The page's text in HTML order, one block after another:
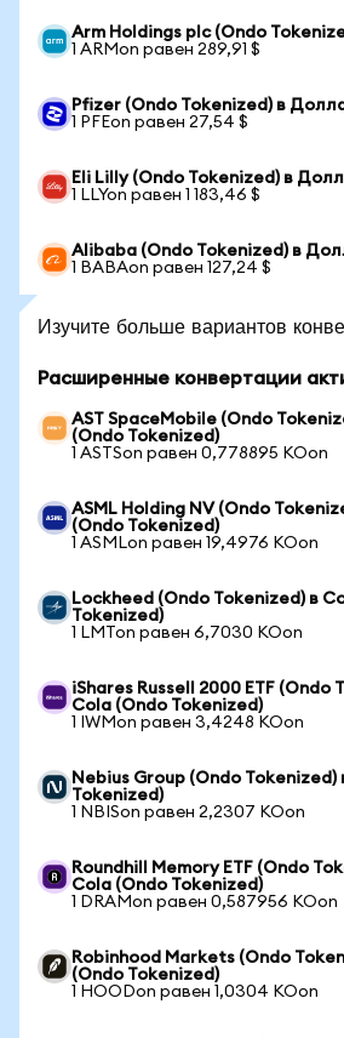
Arm Holdings plc (Ondo
1 ARMon равен 289,91 $
Pfizer (Ondo Tokenized) в
1 PFEon равен 27,54 $
Eli Lilly (Ondo Tokenized) в
1 LLYon равен 1 183,46 $
Alibaba (Ondo Tokenized) в
1 BABAon равен 127,24 $
Изучите больше вариантов
Расширенные конвертации
AST SpaceMobile (Ondo
(Ondo Tokenized)
1 ASTSon равен 0,778895 KOon
ASML Holding NV (Ondo
(Ondo Tokenized)
1 ASMLon равен 19,4976 KOon
Lockheed (Ondo Tokenized) в
Tokenized)
1 LMTon равен 6,7030 KOon
iShares Russell 2000 ETF (Ondo
Cola (Ondo Tokenized)
1 IWMon равен 3,4248 KOon
Nebius Group (Ondo
Tokenized)
1 NBISon равен 2,2307 KOon
Roundhill Memory ETF (Ondo
Cola (Ondo Tokenized)
1 DRAMon равен 0,587956 KOon
Robinhood Markets (Ondo
(Ondo Tokenized)
1 HOODon равен 1,0304 KOon